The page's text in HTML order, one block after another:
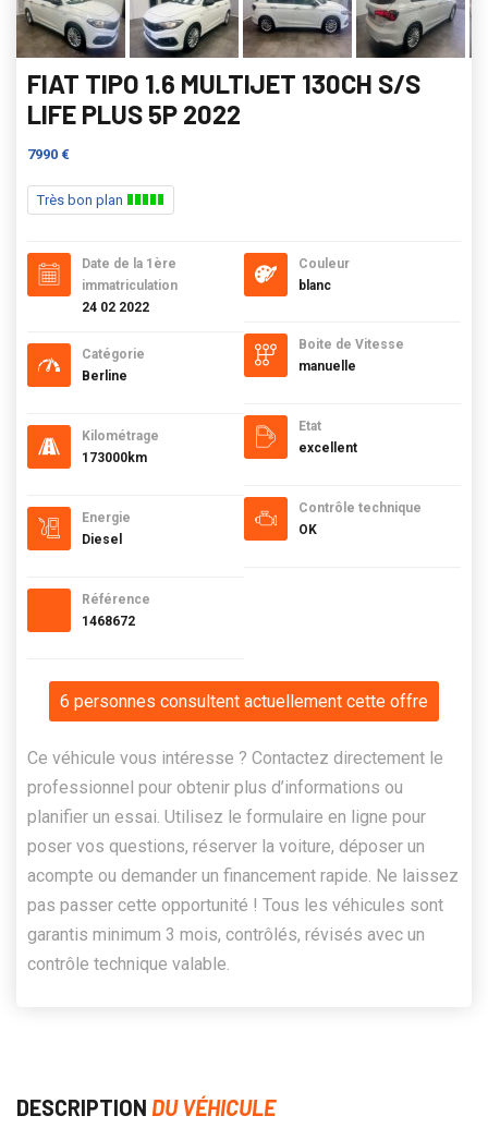
FIAT TIPO 1.6 MULTIJET 130CH S/S
LIFE PLUS 5P 2022
7990 €
Très bon plan
Date de la 1ère
immatriculation
24 02 2022
Catégorie
Berline
Kilométrage
173000km
Energie
Diesel
Référence
1468672
Couleur
blanc
Boite de Vitesse
manuelle
Etat
excellent
Contrôle technique
OK
6 personnes consultent actuellement cette offre
Ce véhicule vous intéresse ? Contactez directement le
professionnel pour obtenir plus d’informations ou
planifier un essai. Utilisez le formulaire en ligne pour
poser vos questions, réserver la voiture, déposer un
acompte ou demander un financement rapide. Ne laissez
pas passer cette opportunité ! Tous les véhicules sont
garantis minimum 3 mois, contrôlés, révisés avec un
contrôle technique valable.
DESCRIPTION DU VÉHICULE